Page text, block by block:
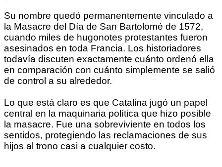
Su nombre quedó permanentemente vinculado a
la Masacre del Día de San Bartolomé de 1572,
cuando miles de hugonotes protestantes fueron
asesinados en toda Francia. Los historiadores
todavía discuten exactamente cuánto ordenó ella
en comparación con cuánto simplemente se salió
de control a su alrededor.
Lo que está claro es que Catalina jugó un papel
central en la maquinaria política que hizo posible
la masacre. Fue una sobreviviente en todos los
sentidos, protegiendo las reclamaciones de sus
hijos al trono casi a cualquier costo.